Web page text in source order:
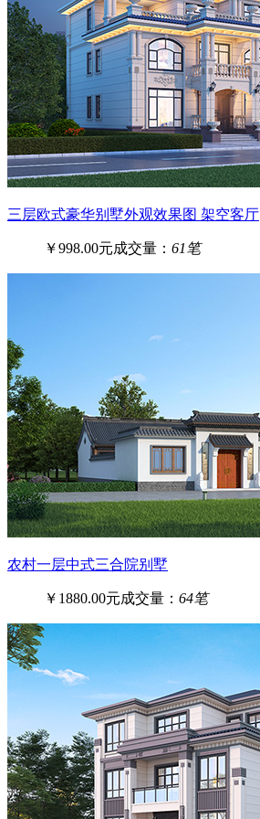
三层欧式豪华别墅外观效果图 架空客厅
￥998.00元成交量： 61笔
农村一层中式三合院别墅
￥1880.00元成交量： 64笔